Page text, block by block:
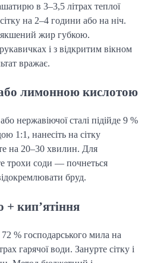
в 3–3,5 літрах теплої
на 2–4 години або на ніч.
жир губкою.
і з відкритим вікном
вражає.
лимонною кислотою
нержавіючої сталі підійде 9 %
1:1, нанесіть на сітку
на 20–30 хвилин. Для
трохи соди — почнеться
бруд.
+ кип’ятіння
% господарського мила на
гарячої води. Занурте сітку і